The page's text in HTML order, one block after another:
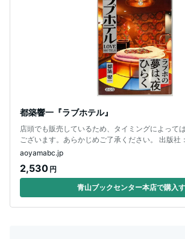
都築響一『ラブホテル』
店頭でも販売しているため、タイミングによって
ございます。あらかじめご了承ください。 出版社
aoyamabc.jp
2,530 円
青山ブックセンター本店で購入